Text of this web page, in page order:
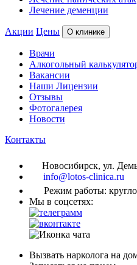
Лечение деменции
Акции Цены О клинике
Врачи
Алкогольный
Вакансии
Наши Лицензии
Отзывы
Фотогалерея
Новости
Контакты
Новосибирск, ул.
info@lotos-clinica.ru
Режим работы:
Мы в соцсетях:
Вызвать нарколога на